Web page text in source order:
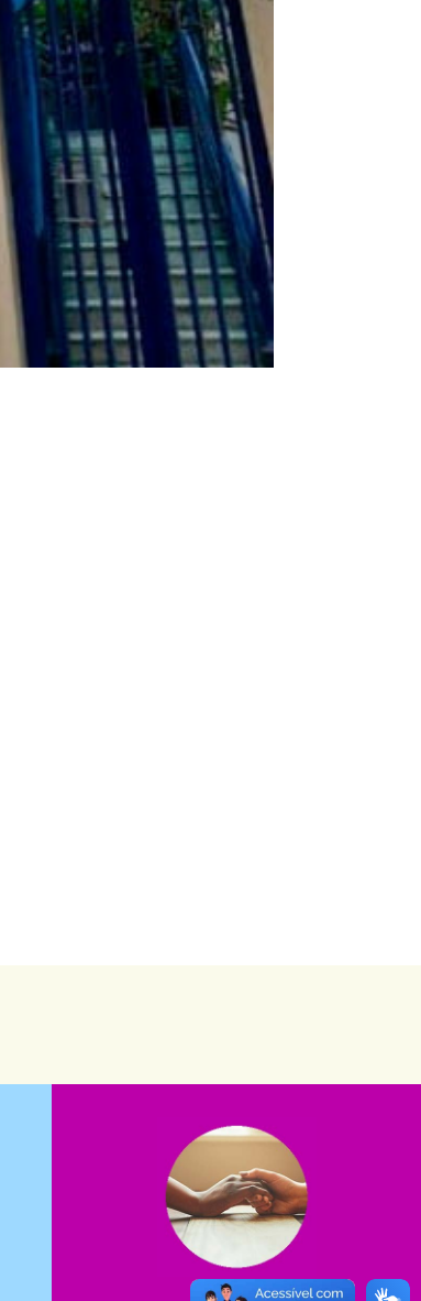
Somos muito carentes em voluntários
que possam nos ajudar com certos
assuntos. Entre em contato conosco e
saiba como nos ajudar.
saiba mais